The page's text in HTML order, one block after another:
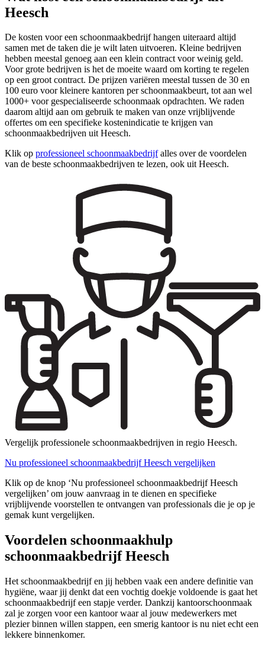
Heesch
De kosten voor een schoonmaakbedrijf hangen uiteraard altijd
samen met de taken die je wilt laten uitvoeren. Kleine bedrijven
hebben meestal genoeg aan een klein contract voor weinig geld.
Voor grote bedrijven is het de moeite waard om korting te regelen
op een groot contract. De prijzen variëren meestal tussen de 30 en
100 euro voor kleinere kantoren per schoonmaakbeurt, tot aan wel
1000+ voor gespecialiseerde schoonmaak opdrachten. We raden
daarom altijd aan om gebruik te maken van onze vrijblijvende
offertes om een specifieke kostenindicatie te krijgen van
schoonmaakbedrijven uit Heesch.
Klik op professioneel schoonmaakbedrijfalles over de voordelen
van de beste schoonmaakbedrijven te lezen, ook uit Heesch.
Vergelijk professionele schoonmaakbedrijven in regio Heesch.
Nu professioneel schoonmaakbedrijf Heesch vergelijken
Klik op de knop ‘Nu professioneel schoonmaakbedrijf Heesch
vergelijken’ om jouw aanvraag in te dienen en specifieke
vrijblijvende voorstellen te ontvangen van professionals die je op je
gemak kunt vergelijken.
Voordelen schoonmaakhulp
schoonmaakbedrijf Heesch
Het schoonmaakbedrijf en jij hebben vaak een andere definitie van
hygiëne, waar jij denkt dat een vochtig doekje voldoende is gaat het
schoonmaakbedrijf een stapje verder. Dankzij kantoorschoonmaak
zal je zorgen voor een kantoor waar al jouw medewerkers met
plezier binnen willen stappen, een smerig kantoor is nu niet echt een
lekkere binnenkomer.